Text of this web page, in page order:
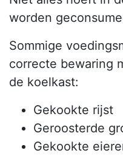
worden
Sommige
correcte bewaring
de koelkast:
Gekookte rijst
Geroosterde
Gekookte